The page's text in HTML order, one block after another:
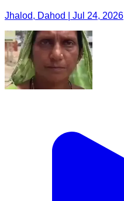
Jhalod, Dahod | Jul 24, 2026